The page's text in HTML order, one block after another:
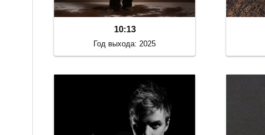
10:13
Год выхода: 2025